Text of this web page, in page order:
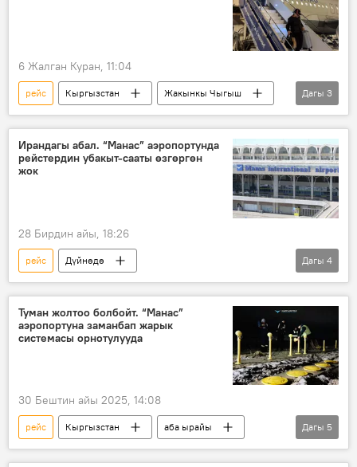
6 Жалган Куран, 11:04
рейс Кыргызстан
Жакынкы Чыгыш
эвакуация
Оман ТИМ
Дагы 3
Ирандагы абал. “Манас” аэропортунда
рейстердин убакыт-сааты өзгөргөн
жок
28 Бирдин айы, 18:26
рейс
Дүйнөдө
"Манас" эл аралык аэропорту
Иран
учак
Дагы 4
Туман жолтоо болбойт. “Манас”
аэропортуна заманбап жарык
системасы орнотулууда
30 Бештин айы 2025, 14:08
рейс Кыргызстан
аба ырайы
туман
учак
Сүрөт
Дагы 5